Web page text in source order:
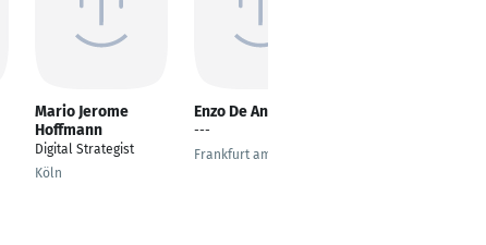
Mario Jerome
Hoffmann
Digital Strategist
Köln
Enzo De Angelis
---
Frankfurt am Main